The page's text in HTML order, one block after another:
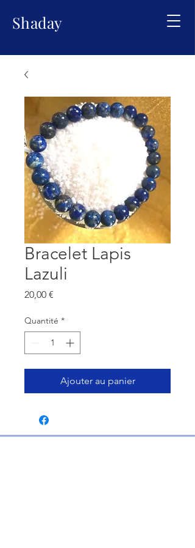
Shaday
Bracelet Lapis
Lazuli
20,00 €
Quantité *
Ajouter au panier